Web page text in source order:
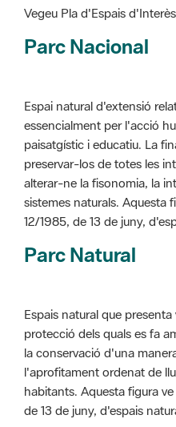
Espai natural d'extensió
preservar-los de totes les
alterar-ne la fisonomia, la
sistemes naturals. Aquesta
12/1985, de 13 de juny,
Parc Natural
Espais natural que presenta
l'aprofitament ordenat de
habitants. Aquesta figura
de 13 de juny, d'espais
Patrimoni